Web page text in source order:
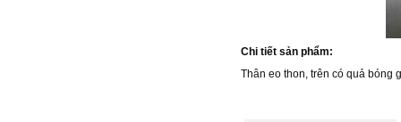
Chi tiết sản phẩm:
Thân eo thon, trên có quả bóng